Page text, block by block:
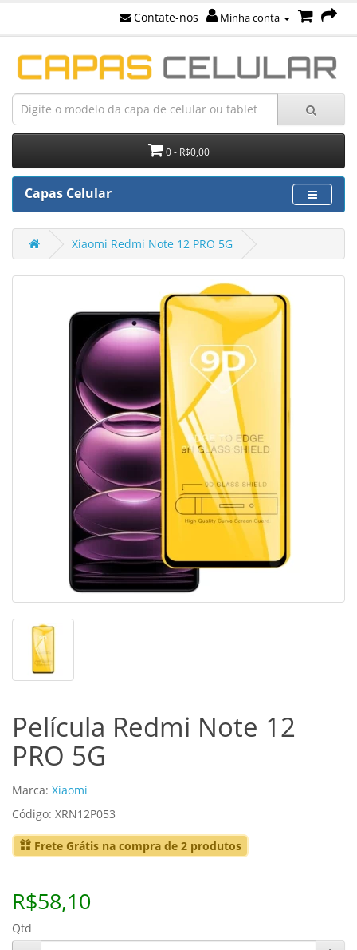
Contate-nos Minha conta
0 - R$0,00
Capas Celular
Xiaomi Redmi Note 12 PRO 5G
Película Redmi Note 12
PRO 5G
Marca: Xiaomi
Código: XRN12P053
Frete Grátis na compra de 2 produtos
R$58,10
Qtd